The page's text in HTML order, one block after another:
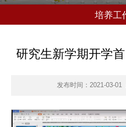
培养工
研究生新学期开学
发布时间：2021-03-01